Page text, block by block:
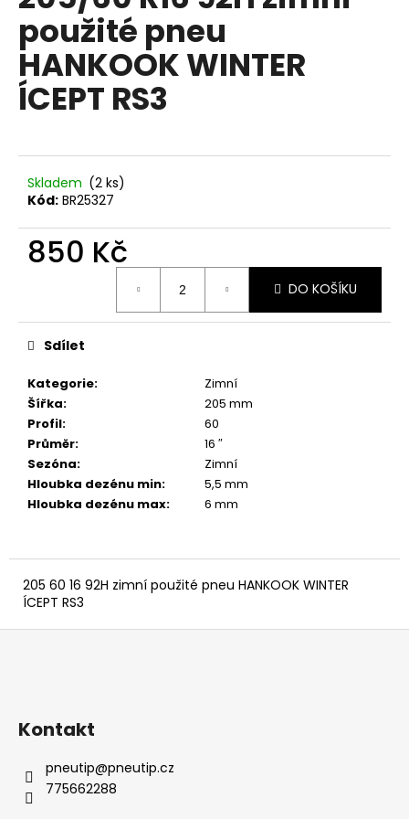
5
hvězdiček.
použité pneu
HANKOOK WINTER
ÍCEPT RS3
Skladem (2 ks)
Kód: BR25327
850 Kč
DO KOŠÍKU
Kategorie:
Zimní
Šířka:
205 mm
Profil:
60
Průměr:
16 ″
Sezóna:
Zimní
Hloubka dezénu min:
5,5 mm
Hloubka dezénu max: 6 mm
Sdílet
205 60 16 92H zimní použité pneu HANKOOK WINTER
ÍCEPT RS3
a
j
í
t
?
o
u
č
u
e
m
e
Z
Kontakt
pneutip@pneutip.cz
775662288